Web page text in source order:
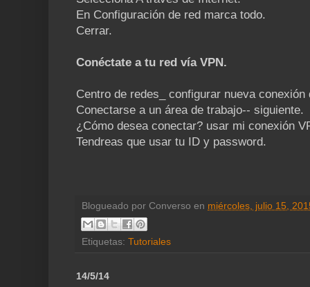
En Configuración de red marca todo.
Cerrar.
Conéctate a tu red vía VPN.
Centro de redes_ configurar nueva conexión
Conectarse a un área de trabajo-- siguiente.
¿Cómo desea conectar? usar mi conexión
Tendreas que usar tu ID y password.
Blogueado por Converso en miércoles, julio 15,
Etiquetas: Tutoriales
14/5/14